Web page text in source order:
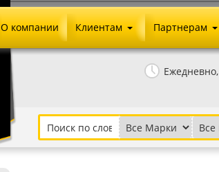
Ежедневно,
О компании Клиентам
Как сделать заказ
Установка на авто
Партнерам
Агентское
Скачать